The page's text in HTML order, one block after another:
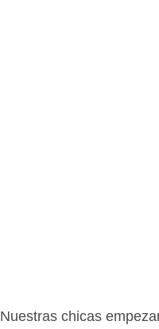
Nuestras chicas